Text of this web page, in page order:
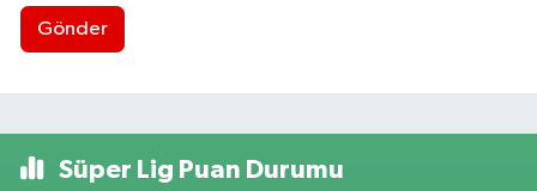
Gönder
Süper Lig Puan Durumu